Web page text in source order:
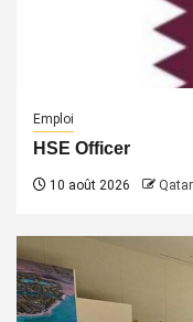
Emploi
HSE Officer
10 août 2026